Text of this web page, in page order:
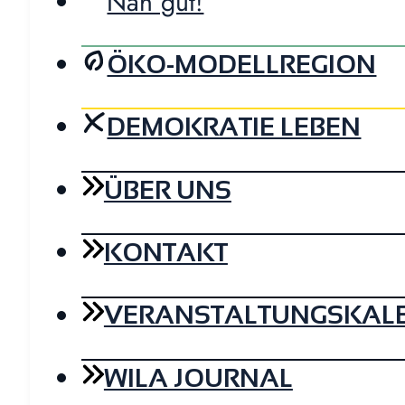
ÖKO-MODELLREGION
DEMOKRATIE LEBEN
ÜBER UNS
KONTAKT
WILA JOURNAL